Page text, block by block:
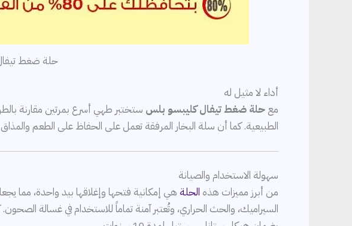
حلة ضغط
أداء لا مثيل له
مع حلة ضغط تيفال كليبسو بلس
الطبيعية. كما أن سلة البخار المرفقة تعمل على الحفاظ على الطعم
سهولة الاستخدام والصيانة
من أبرز مميزات هذه الحلة هي إمكانية فتحها وإغلاقها بيد واحدة، مما
السيراميك، والحث الحراري، وتُعتبر آمنة تماماً للاستخدام في غسالة